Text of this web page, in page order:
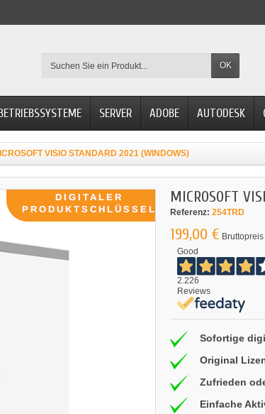
OK
SERVER ADOBE AUTODESK
VISIO STANDARD 2021 (WINDOWS)
MICROSOFT
Referenz: 254TRD
199,00 € Bruttopreis
Good
2.226
Reviews
Sofortige
Original
Zufrieden
Einfache